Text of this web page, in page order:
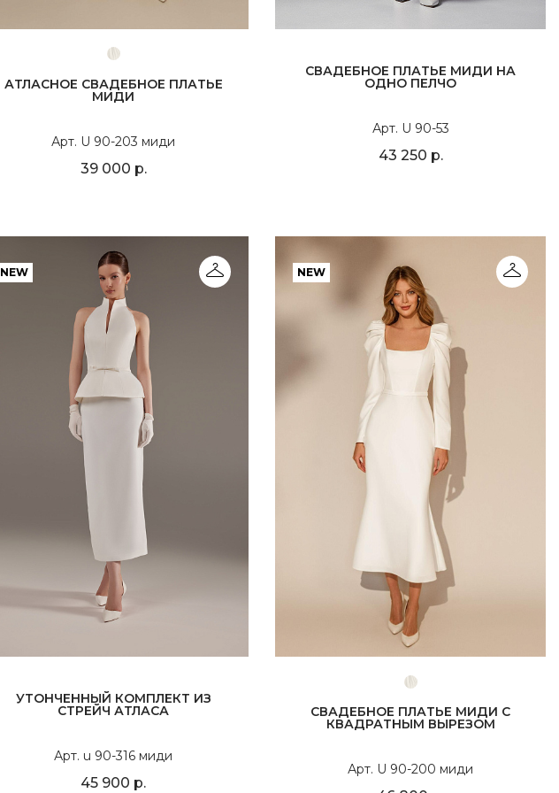
АТЛАСНОЕ СВАДЕБНОЕ ПЛАТЬЕ
МИДИ
Арт. U 90-203 миди
39 000 р.
СВАДЕБНОЕ ПЛАТЬЕ МИДИ НА
ОДНО ПЕЛЧО
Арт. U 90-53
43 250 р.
NEW
УТОНЧЕННЫЙ КОМПЛЕКТ ИЗ
СТРЕЙЧ АТЛАСА
Арт. u 90-316 миди
45 900 р.
NEW
СВАДЕБНОЕ ПЛАТЬЕ МИДИ С
КВАДРАТНЫМ ВЫРЕЗОМ
Арт. U 90-200 миди